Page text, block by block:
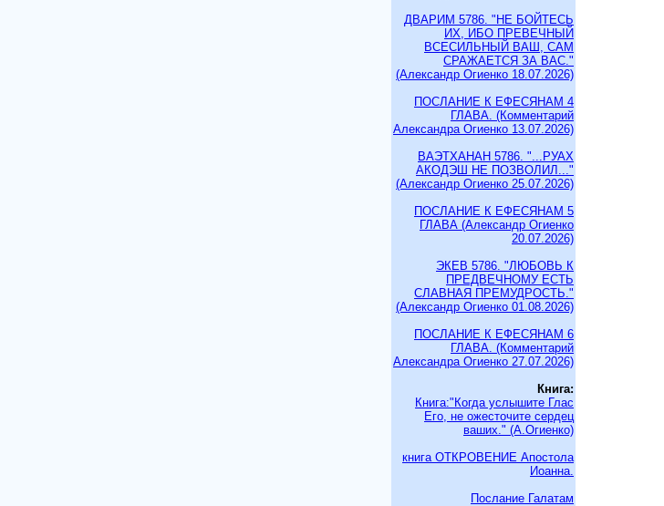
ДВАРИМ 5786. "НЕ БОЙТЕСЬ
ИХ, ИБО ПРЕВЕЧНЫЙ
ВСЕСИЛЬНЫЙ ВАШ, САМ
СРАЖАЕТСЯ ЗА ВАС."
(Александр Огиенко 18.07.2026)
ПОСЛАНИЕ К ЕФЕСЯНАМ 4
ГЛАВА. (Комментарий
Александра Огиенко 13.07.2026)
ВАЭТХАНАН 5786. "...РУАХ
АКОДЭШ НЕ ПОЗВОЛИЛ..."
(Александр Огиенко 25.07.2026)
ПОСЛАНИЕ К ЕФЕСЯНАМ 5
ГЛАВА (Александр Огиенко
20.07.2026)
ЭКЕВ 5786. "ЛЮБОВЬ К
ПРЕДВЕЧНОМУ ЕСТЬ
СЛАВНАЯ ПРЕМУДРОСТЬ."
(Александр Огиенко 01.08.2026)
ПОСЛАНИЕ К ЕФЕСЯНАМ 6
ГЛАВА. (Комментарий
Александра Огиенко 27.07.2026)
Книга:
Книга:"Когда услышите Глас
Его, не ожесточите сердец
ваших." (А.Огиенко)
книга ОТКРОВЕНИЕ Апостола
Иоанна.
Послание Галатам